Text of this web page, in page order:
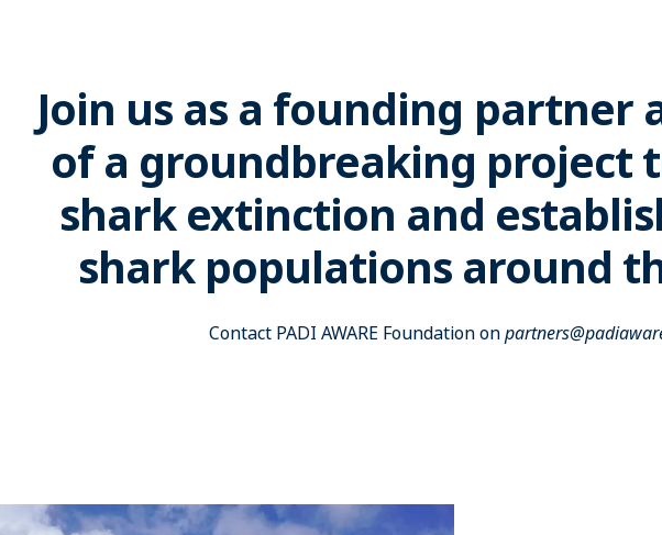
Join us as a founding partner
of a groundbreaking project
shark extinction and
shark populations around
Contact PADI AWARE Foundation on